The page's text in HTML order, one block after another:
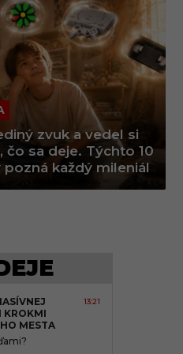
zvuk a vedel si
čo sa deje. Týchto 10
pozná každý mileniál
KROKMI
MESTA
13:21